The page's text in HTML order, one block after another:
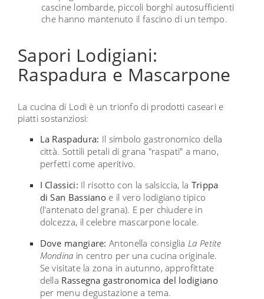
cascine lombarde, piccoli borghi autosufficienti
che hanno mantenuto il fascino di un tempo.
Sapori Lodigiani:
Raspadura e Mascarpone
La cucina di Lodi è un trionfo di prodotti caseari e
piatti sostanziosi:
La Raspadura: Il simbolo gastronomico della
città. Sottili petali di grana "raspati" a mano,
perfetti come aperitivo.
I Classici: Il risotto con la salsiccia, la Trippa
di San Bassiano e il vero lodigiano tipico
(l'antenato del grana). E per chiudere in
dolcezza, il celebre mascarpone locale.
Dove mangiare: Antonella consiglia La Petite
Mondina in centro per una cucina originale.
Se visitate la zona in autunno, approfittate
della Rassegna gastronomica del lodigiano
per menu degustazione a tema.